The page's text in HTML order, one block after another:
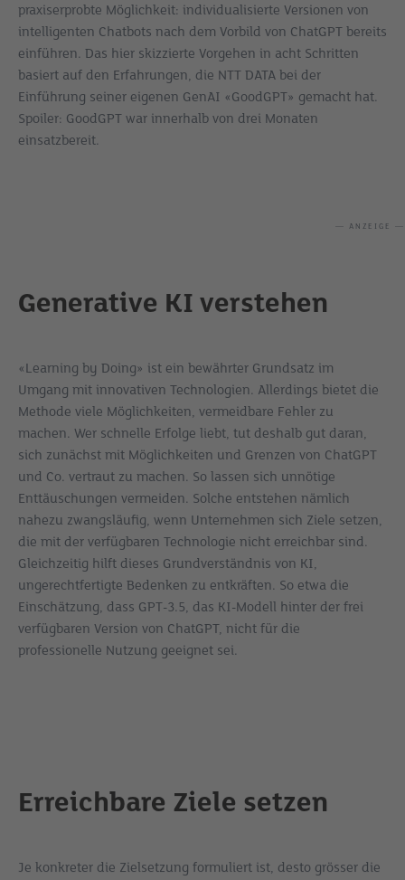
praxiserprobte Möglichkeit: individualisierte Versionen von
intelligenten Chatbots nach dem Vorbild von ChatGPT bereits
einführen. Das hier skizzierte Vorgehen in acht Schritten
basiert auf den Erfahrungen, die NTT DATA bei der
Einführung seiner eigenen GenAI «GoodGPT» gemacht hat.
Spoiler: GoodGPT war innerhalb von drei Monaten
einsatzbereit.
— ANZEIGE —
Generative KI verstehen
«Learning by Doing» ist ein bewährter Grundsatz im
Umgang mit innovativen Technologien. Allerdings bietet die
Methode viele Möglichkeiten, vermeidbare Fehler zu
machen. Wer schnelle Erfolge liebt, tut deshalb gut daran,
sich zunächst mit Möglichkeiten und Grenzen von ChatGPT
und Co. vertraut zu machen. So lassen sich unnötige
Enttäuschungen vermeiden. Solche entstehen nämlich
nahezu zwangsläufig, wenn Unternehmen sich Ziele setzen,
die mit der verfügbaren Technologie nicht erreichbar sind.
Gleichzeitig hilft dieses Grundverständnis von KI,
ungerechtfertigte Bedenken zu entkräften. So etwa die
Einschätzung, dass GPT-3.5, das KI-Modell hinter der frei
verfügbaren Version von ChatGPT, nicht für die
professionelle Nutzung geeignet sei.
Erreichbare Ziele setzen
Je konkreter die Zielsetzung formuliert ist, desto grösser die